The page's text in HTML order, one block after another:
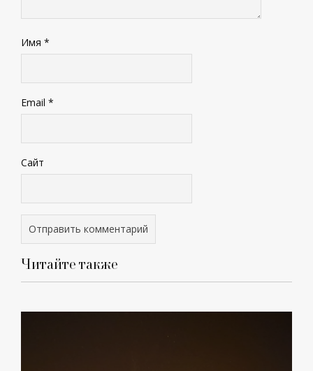
Имя *
Email *
Сайт
Читайте также